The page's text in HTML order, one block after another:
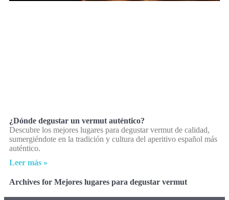
¿Dónde degustar un vermut auténtico?
Descubre los mejores lugares para degustar vermut de calidad,
sumergiéndote en la tradición y cultura del aperitivo español más
auténtico.
Leer más »
Archives for Mejores lugares para degustar vermut